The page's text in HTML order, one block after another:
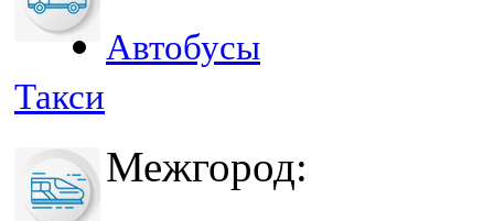
Автобусы
Такси
Межгород: